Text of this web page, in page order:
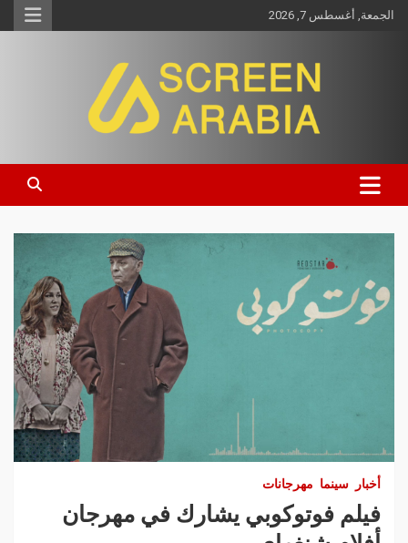
الجمعة, أغسطس 7, 2026
Screen Arabia
أخبار سينما مهرجانات
فيلم فوتوكوبي يشارك في مهرجان